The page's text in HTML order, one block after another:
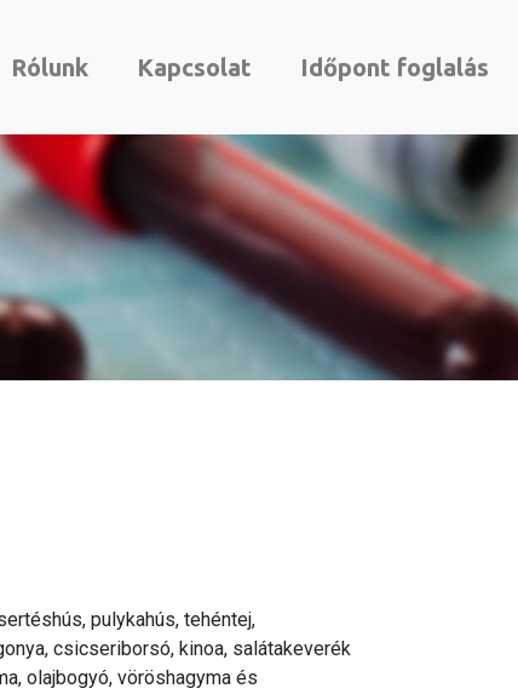
Rólunk Kapcsolat Időpont foglalás
pulykahús, tehéntej,
csicseriborsó, kinoa, salátakeverék
olajbogyó, vöröshagyma és